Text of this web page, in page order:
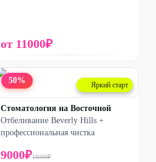
от 11000₽
50% Яркий старт
Стоматология на Восточной
Отбеливание Beverly Hills +
профессиональная чистка
9000₽18000₽